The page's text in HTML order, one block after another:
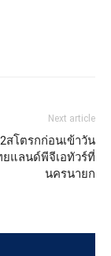
Next article
สโตรกก่อนเข้าวัน
แลนด์พีจีเอทัวร์ที่
นครนายก